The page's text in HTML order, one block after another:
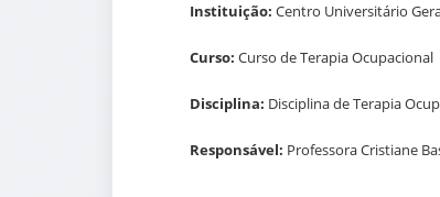
Instituição: Centro Universitário
Curso: Curso de Terapia Ocupacional
Disciplina: Disciplina de Terapia
Responsável: Professora Cristiane